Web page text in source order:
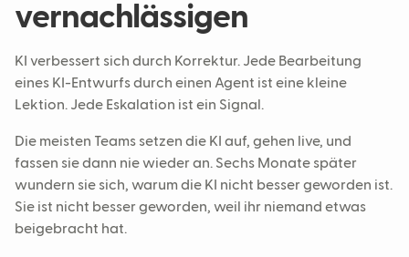
vernachlässigen
KI verbessert sich durch Korrektur. Jede Bearbeitung
eines KI-Entwurfs durch einen Agent ist eine kleine
Lektion. Jede Eskalation ist ein Signal.
Die meisten Teams setzen die KI auf, gehen live, und
fassen sie dann nie wieder an. Sechs Monate später
wundern sie sich, warum die KI nicht besser geworden ist.
Sie ist nicht besser geworden, weil ihr niemand etwas
beigebracht hat.